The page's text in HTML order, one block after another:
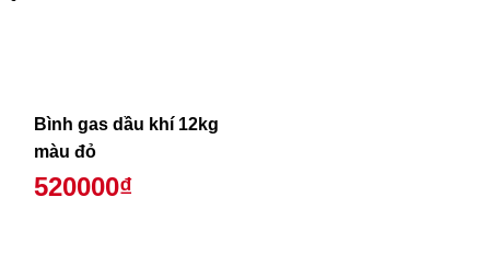
Bình gas dầu khí 12kg
màu đỏ
520000₫